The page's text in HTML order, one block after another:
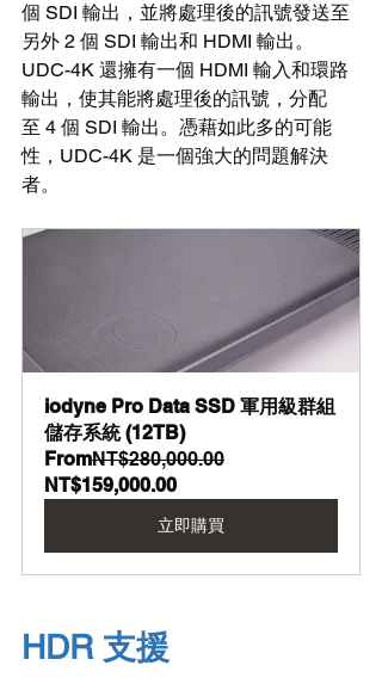
個 SDI 輸出，並將處理後的訊號發送至
另外 2 個 SDI 輸出和 HDMI 輸出。
UDC-4K 還擁有一個 HDMI 輸入和環路
輸出，使其能將處理後的訊號，分配
至 4 個 SDI 輸出。憑藉如此多的可能
性，UDC-4K 是一個強大的問題解決
者。
iodyne Pro Data SSD 軍用級群組
儲存系統 (12TB)
FromNT$280,000.00
NT$159,000.00
立即購買
HDR 支援